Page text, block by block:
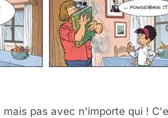
pas avec n'importe qui !